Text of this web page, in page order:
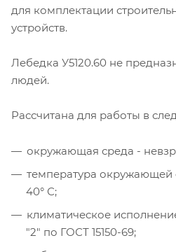
для комплектации
устройств.
Лебедка У5120.60 не
людей.
Рассчитана для работы в
окружающая среда -
температура окружающей
40° С;
климатическое
"2" по ГОСТ 15150-69;